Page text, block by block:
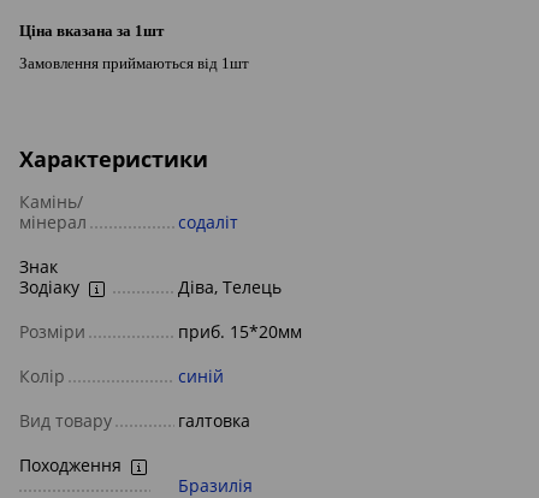
Ціна вказана за 1шт
Замовлення приймаються від 1шт
Характеристики
Камінь/
мінерал
содаліт
Знак
Зодіаку
Діва, Телець
Розміри
приб. 15*20мм
Колір
синій
Вид товару
галтовка
Походження
Бразилія